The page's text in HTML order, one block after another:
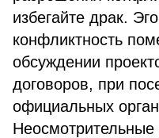
избегайте драк.
конфликтность
обсуждении
договоров, при
официальных